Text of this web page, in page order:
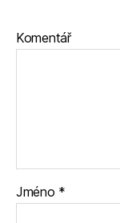
Komentář
Jméno *